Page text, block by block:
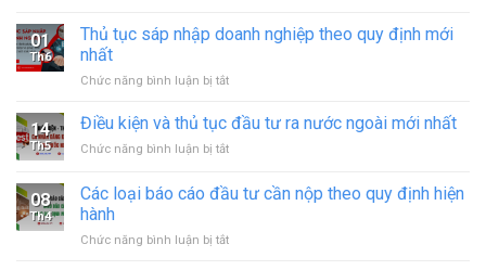
giấy
động
–
ký
động
in
01
Th6
Thủ tục sáp nhập doanh nghiệp theo quy định mới
nhất
Chức năng bình luận bị tắtở
tục
nhập
nghiệp
định
14
Th5
Điều kiện và thủ tục đầu tư ra nước ngoài mới nhất
Chức năng bình luận bị tắtở
kiện
và
tục
08
Th4
Các loại báo cáo đầu tư cần nộp theo quy định hiện
hành
Chức năng bình luận bị tắtở